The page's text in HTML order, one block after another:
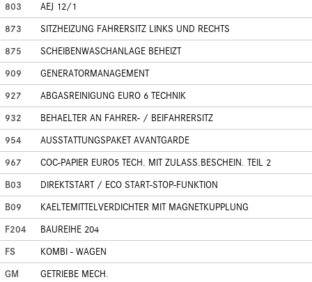
803
AEJ 12/1
873
SITZHEIZUNG FAHRERSITZ LINKS UND RECHTS
875
SCHEIBENWASCHANLAGE BEHEIZT
909
GENERATORMANAGEMENT
927
ABGASREINIGUNG EURO 6 TECHNIK
932
BEHAELTER AN FAHRER- / BEIFAHRERSITZ
954
AUSSTATTUNGSPAKET AVANTGARDE
967
COC-PAPIER EURO5 TECH. MIT ZULASS.BESCHEIN. TEIL 2
B03
DIREKTSTART / ECO START-STOP-FUNKTION
B09
KAELTEMITTELVERDICHTER MIT MAGNETKUPPLUNG
F204
BAUREIHE 204
FS
KOMBI - WAGEN
GM
GETRIEBE MECH.